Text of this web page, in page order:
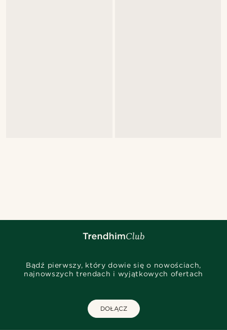
Bądź pierwszy, który dowie się o nowościach,
najnowszych trendach i wyjątkowych ofertach
DOŁĄCZ